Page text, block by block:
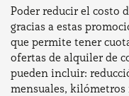
Poder reducir el costo
gracias a estas
que permite tener
ofertas de alquiler de
pueden incluir:
mensuales,